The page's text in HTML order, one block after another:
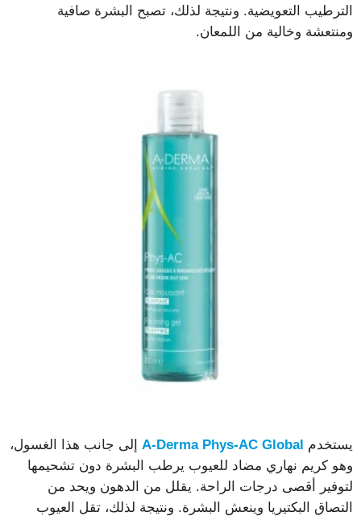
الترطيب التعويضية. ونتيجة لذلك، تصبح البشرة صافية
ومنتعشة وخالية من اللمعان.
يستخدم A-Derma Phys-AC Global إلى جانب هذا الغسول،
وهو كريم نهاري مضاد للعيوب يرطب البشرة دون تشحيمها
لتوفير أقصى درجات الراحة. يقلل من الدهون ويحد من
التصاق البكتيريا وينعش البشرة. ونتيجة لذلك، تقل العيوب